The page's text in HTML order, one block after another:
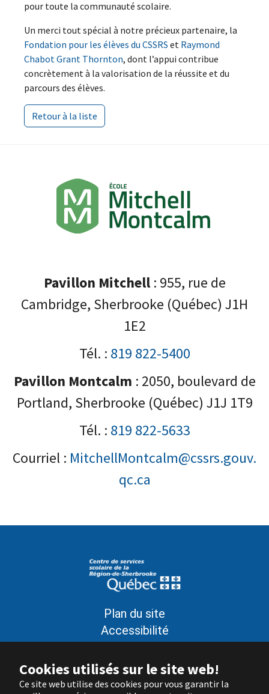
Cookies utilisés sur le site web!
Ce site web utilise des cookies pour vous garantir la
pour toute la communauté scolaire.
Un merci tout spécial à notre précieux partenaire, la
Fondation pour les élèves du CSSRS et Raymond
Chabot Grant Thornton, dont l’appui contribue
concrètement à la valorisation de la réussite et du
parcours des élèves.
Retour à la liste
Pavillon Mitchell: 955, rue de
Cambridge, Sherbrooke (Québec) J1H
1E2
Tél. : 819 822-5400
Pavillon Montcalm : 2050, boulevard de
Portland, Sherbrooke (Québec) J1J 1T9
Tél. : 819 822-5633
Courriel : MitchellMontcalm@cssrs.gouv.
qc.ca
Plan du site
Accessibilité
Conditions d’utilisation
Signaler un problème sur le site